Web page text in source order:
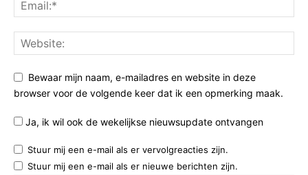
Bewaar mijn naam, e-mailadres en website in deze
browser voor de volgende keer dat ik een opmerking maak.
Ja, ik wil ook de wekelijkse nieuwsupdate ontvangen
Stuur mij een e-mail als er vervolgreacties zijn.
Stuur mij een e-mail als er nieuwe berichten zijn.